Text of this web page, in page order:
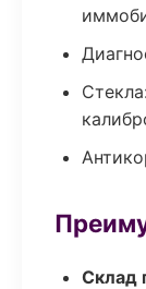
Склад